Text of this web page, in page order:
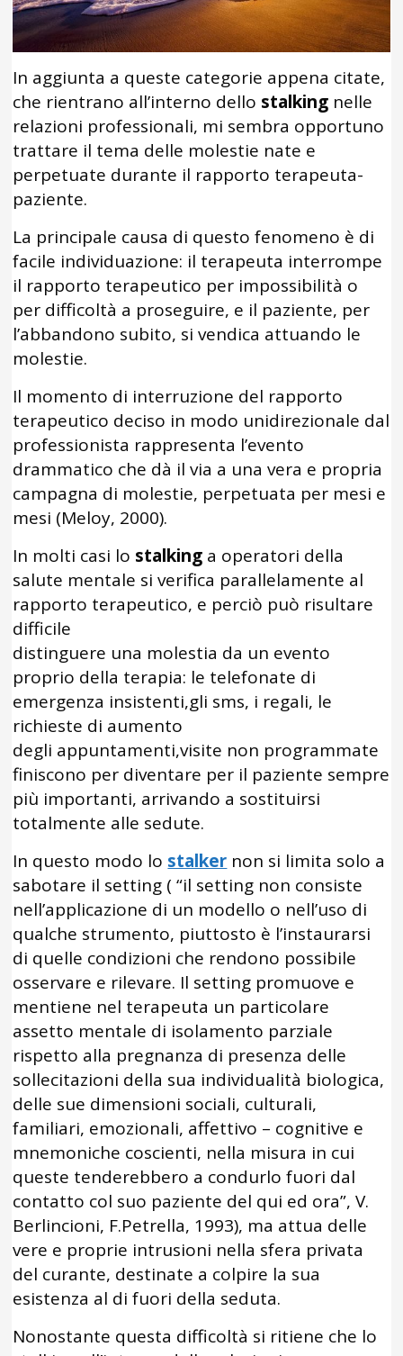
In aggiunta a queste categorie appena citate,
che rientrano all’interno dello stalking nelle
relazioni professionali, mi sembra opportuno
trattare il tema delle molestie nate e
perpetuate durante il rapporto terapeuta-
paziente.
La principale causa di questo fenomeno è di
facile individuazione: il terapeuta interrompe
il rapporto terapeutico per impossibilità o
per difficoltà a proseguire, e il paziente, per
l’abbandono subito, si vendica attuando le
molestie.
Il momento di interruzione del rapporto
terapeutico deciso in modo unidirezionale dal
professionista rappresenta l’evento
drammatico che dà il via a una vera e propria
campagna di molestie, perpetuata per mesi e
mesi (Meloy, 2000).
In molti casi lo stalking a operatori della
salute mentale si verifica parallelamente al
rapporto terapeutico, e perciò può risultare
difficile
distinguere una molestia da un evento
proprio della terapia: le telefonate di
emergenza insistenti,gli sms, i regali, le
richieste di aumento
degli appuntamenti,visite non programmate
finiscono per diventare per il paziente sempre
più importanti, arrivando a sostituirsi
totalmente alle sedute.
In questo modo lo stalker non si limita solo a
sabotare il setting ( “il setting non consiste
nell’applicazione di un modello o nell’uso di
qualche strumento, piuttosto è l’instaurarsi
di quelle condizioni che rendono possibile
osservare e rilevare. Il setting promuove e
mentiene nel terapeuta un particolare
assetto mentale di isolamento parziale
rispetto alla pregnanza di presenza delle
sollecitazioni della sua individualità biologica,
delle sue dimensioni sociali, culturali,
familiari, emozionali, affettivo – cognitive e
mnemoniche coscienti, nella misura in cui
queste tenderebbero a condurlo fuori dal
contatto col suo paziente del qui ed ora”, V.
Berlincioni, F.Petrella, 1993), ma attua delle
vere e proprie intrusioni nella sfera privata
del curante, destinate a colpire la sua
esistenza al di fuori della seduta.
Nonostante questa difficoltà si ritiene che lo